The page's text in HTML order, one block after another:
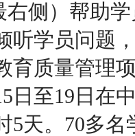
侧）帮助学
听学员问题
育质量管理
日至19日在
5天。70多